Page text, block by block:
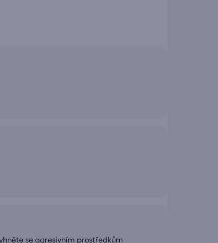
se agresivním prostředkům